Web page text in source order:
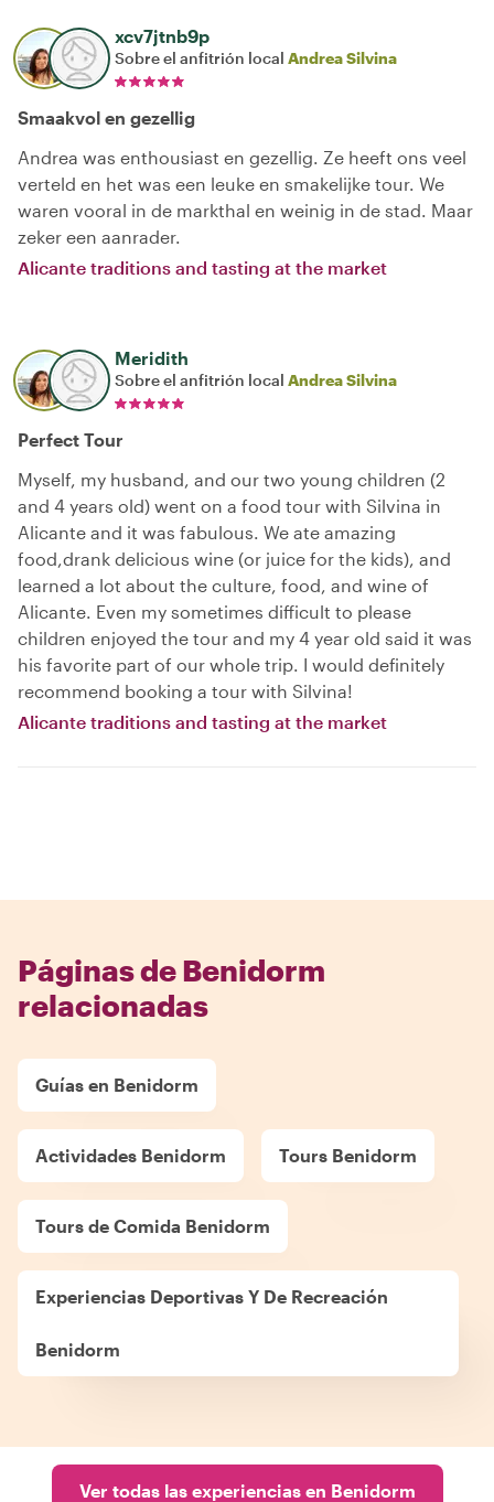
xcv7jtnb9p
Sobre el anfitrión local Andrea Silvina
Smaakvol en gezellig
Andrea was enthousiast en gezellig. Ze heeft ons veel
verteld en het was een leuke en smakelijke tour. We
waren vooral in de markthal en weinig in de stad. Maar
zeker een aanrader.
Alicante traditions and tasting at the market
Meridith
Sobre el anfitrión local Andrea Silvina
Perfect Tour
Myself, my husband, and our two young children (2
and 4 years old) went on a food tour with Silvina in
Alicante and it was fabulous. We ate amazing
food,drank delicious wine (or juice for the kids), and
learned a lot about the culture, food, and wine of
Alicante. Even my sometimes difficult to please
children enjoyed the tour and my 4 year old said it was
his favorite part of our whole trip. I would definitely
recommend booking a tour with Silvina!
Alicante traditions and tasting at the market
Páginas de Benidorm
relacionadas
Guías en Benidorm
Actividades Benidorm Tours Benidorm
Tours de Comida Benidorm
Experiencias Deportivas Y De Recreación
Benidorm
Ver todas las experiencias en Benidorm